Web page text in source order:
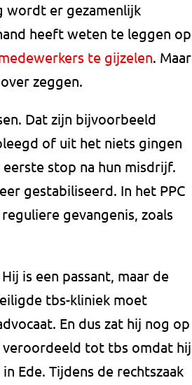
wordt er gezamenlijk
heeft weten te leggen op
te gijzelen. Maar
zeggen.
Dat zijn bijvoorbeeld
of uit het niets gingen
eerste stop na hun misdrijf.
gestabiliseerd. In het PPC
gevangenis, zoals
is een passant, maar de
tbs-kliniek moet
En dus zat hij nog op
tot tbs omdat hij
Ede. Tijdens de rechtszaak